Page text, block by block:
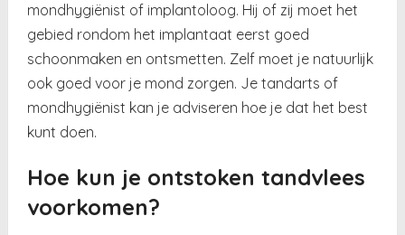
mondhygiënist of implantoloog. Hij of zij moet het
gebied rondom het implantaat eerst goed
schoonmaken en ontsmetten. Zelf moet je natuurlijk
ook goed voor je mond zorgen. Je tandarts of
mondhygiënist kan je adviseren hoe je dat het best
kunt doen.
Hoe kun je ontstoken tandvlees
voorkomen?